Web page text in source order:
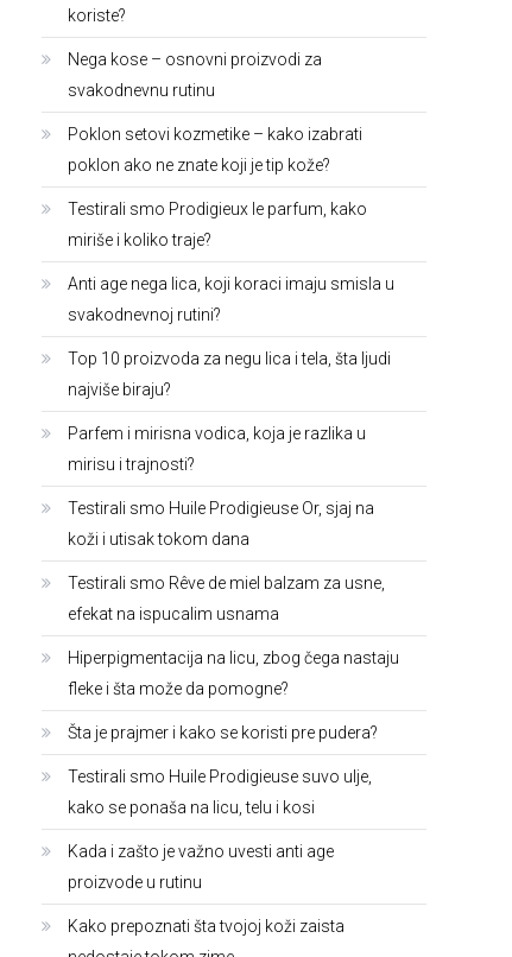
koriste?
Nega kose – osnovni proizvodi za
svakodnevnu rutinu
Poklon setovi kozmetike – kako izabrati
poklon ako ne znate koji je tip kože?
Testirali smo Prodigieux le parfum, kako
miriše i koliko traje?
Anti age nega lica, koji koraci imaju smisla u
svakodnevnoj rutini?
Top 10 proizvoda za negu lica i tela, šta ljudi
najviše biraju?
Parfem i mirisna vodica, koja je razlika u
mirisu i trajnosti?
Testirali smo Huile Prodigieuse Or, sjaj na
koži i utisak tokom dana
Testirali smo Rêve de miel balzam za usne,
efekat na ispucalim usnama
Hiperpigmentacija na licu, zbog čega nastaju
fleke i šta može da pomogne?
Šta je prajmer i kako se koristi pre pudera?
Testirali smo Huile Prodigieuse suvo ulje,
kako se ponaša na licu, telu i kosi
Kada i zašto je važno uvesti anti age
proizvode u rutinu
Kako prepoznati šta tvojoj koži zaista